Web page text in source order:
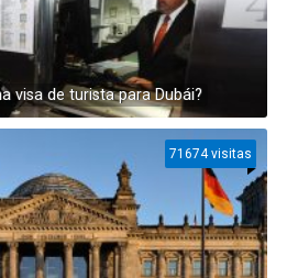
visa de turista para Dubái?
71674 visitas